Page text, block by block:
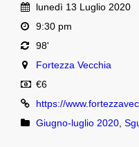
lunedì 13 Luglio 2020
9:30 pm
98'
Fortezza Vecchia
€6
https://
Giugno-luglio 2020